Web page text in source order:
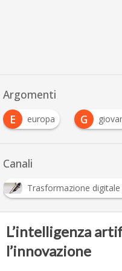
Argomenti
E
europa G
Canali
Trasformazione
L’intelligenza
l’innovazione